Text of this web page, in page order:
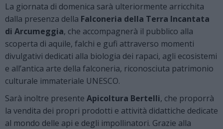
La giornata di domenica sarà ulteriormente arricchita
dalla presenza della Falconeria della Terra Incantata
di Arcumeggia, che accompagnerà il pubblico alla
scoperta di aquile, falchi e gufi attraverso momenti
divulgativi dedicati alla biologia dei rapaci, agli ecosistemi
e all’antica arte della falconeria, riconosciuta patrimonio
culturale immateriale UNESCO.
Sarà inoltre presente Apicoltura Bertelli, che proporrà
la vendita dei propri prodotti e attività didattiche dedicate
al mondo delle api e degli impollinatori. Grazie alla